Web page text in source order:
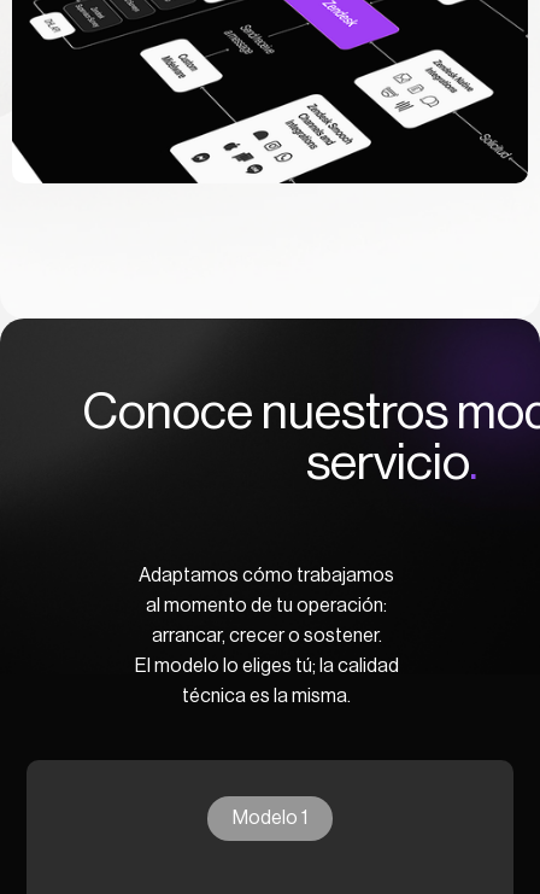
Conoce nuestros
servicio.
Adaptamos cómo trabajamos
al momento de tu operación:
arrancar, crecer o sostener.
El modelo lo eliges tú; la calidad
técnica es la misma.
Modelo 1